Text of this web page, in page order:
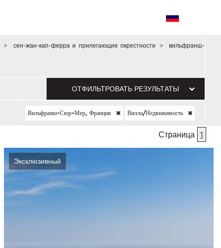
> сен-жан-кап-ферра и прилегающие окрестности > вильфранш-
ОТФИЛЬТРОВАТЬ РЕЗУЛЬТАТЫ
Вильфранш-Сюр-Мер, Франция Вилла/недвижимость
Страница 1
Эксклюзивный